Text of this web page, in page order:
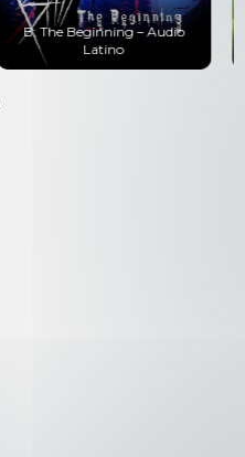
Los Super Once (Inazuma
Eleven) – Audio Latino